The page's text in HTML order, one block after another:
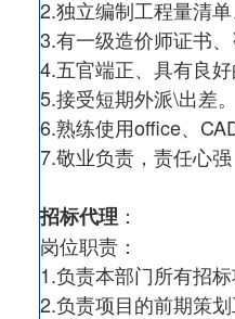
2.独立编制工程量清
3.有一级造价师证书
4.五官端正、具有良好
5.接受短期外派\出差。
6.熟练使用office、
7.敬业负责，责任心
招标代理 ：
岗位职责：
1.负责本部门所有招
2.负责项目的前期策